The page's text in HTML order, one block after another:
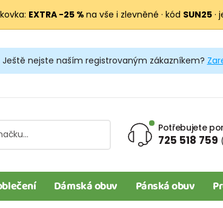
EXTRA −25 % na vše i zlevněné · kód SUN25 ·
Ještě nejste naším registrovaným zákazníkem?
Potřebujete
725 518 759
Dámská obuv Pánská obuv